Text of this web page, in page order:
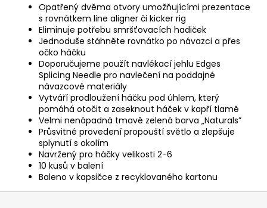
Opatřený dvěma otvory umožňujícími prezentace
s rovnátkem line aligner či kicker rig
Eliminuje potřebu smršťovacích hadiček
Jednoduše stáhněte rovnátko po návazci a přes
očko háčku
Doporučujeme použít navlékací jehlu Edges
Splicing Needle pro navlečení na poddajné
návazcové materiály
Vytváří prodloužení háčku pod úhlem, který
pomáhá otočit a zaseknout háček v kapří tlamě
Velmi nenápadná tmavě zelená barva „Naturals”
Průsvitné provedení propouští světlo a zlepšuje
splynutí s okolím
Navržený pro háčky velikosti 2-6
10 kusů v balení
Baleno v kapsičce z recyklovaného kartonu